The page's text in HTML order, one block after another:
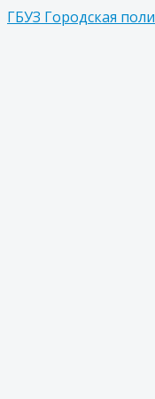
ГБУЗ Городская